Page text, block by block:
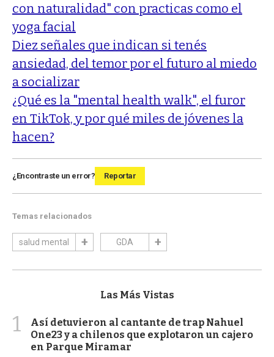
con naturalidad" con practicas como el
yoga facial
Diez señales que indican si tenés
ansiedad, del temor por el futuro al miedo
a socializar
¿Qué es la "mental health walk", el furor
en TikTok, y por qué miles de jóvenes la
hacen?
¿Encontraste un error? Reportar
Temas relacionados
salud mental GDA
Las Más Vistas
1
Así detuvieron al cantante de trap Nahuel
One23 y a chilenos que explotaron un cajero
en Parque Miramar